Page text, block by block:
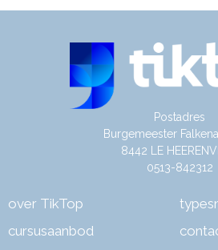
Postadres
Burgemeester
8442 LE
0513-842312
over TikTop
cursusaanbod